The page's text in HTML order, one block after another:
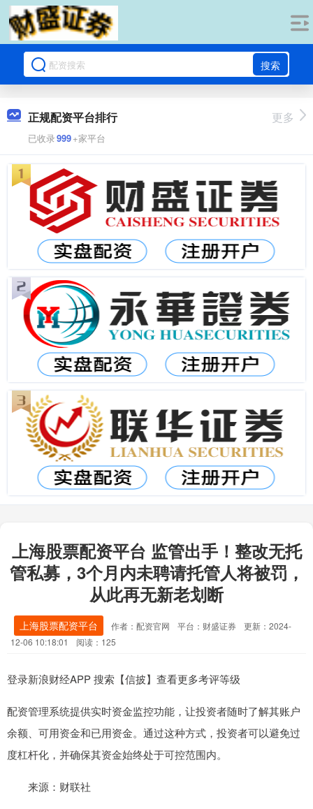
搜索
正规配资平台排行
已收录999+家平台
更多
上海股票配资平台 监管出手！整改无托
管私募，3个月内未聘请托管人将被罚，
从此再无新老划断
上海股票配资平台 作者：配资官网 平台：财盛证券
更新：2024-
12-06 10:18:01
阅读：125
登录新浪财经APP 搜索【信披】查看更多考评等级
配资管理系统提供实时资金监控功能，让投资者随时了解其账户
余额、可用资金和已用资金。通过这种方式，投资者可以避免过
度杠杆化，并确保其资金始终处于可控范围内。
来源：财联社